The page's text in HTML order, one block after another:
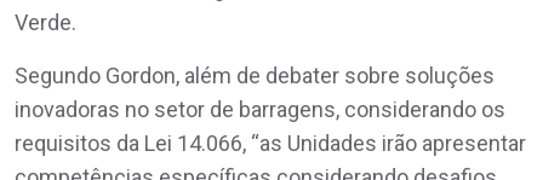
Verde.
Segundo Gordon, além de debater sobre soluções
inovadoras no setor de barragens, considerando os
requisitos da Lei 14.066, “as Unidades irão apresentar